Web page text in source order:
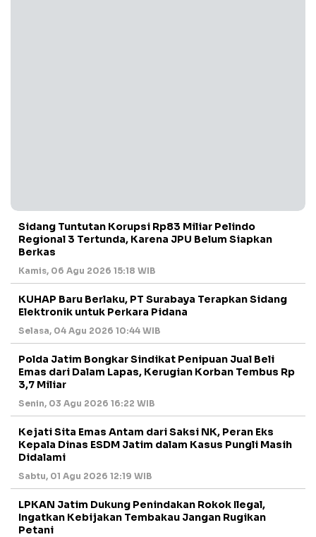
Sidang Tuntutan Korupsi Rp83 Miliar Pelindo
Regional 3 Tertunda, Karena JPU Belum Siapkan
Berkas
Kamis, 06 Agu 2026 15:18 WIB
KUHAP Baru Berlaku, PT Surabaya Terapkan Sidang
Elektronik untuk Perkara Pidana
Selasa, 04 Agu 2026 10:44 WIB
Polda Jatim Bongkar Sindikat Penipuan Jual Beli
Emas dari Dalam Lapas, Kerugian Korban Tembus Rp
3,7 Miliar
Senin, 03 Agu 2026 16:22 WIB
Kejati Sita Emas Antam dari Saksi NK, Peran Eks
Kepala Dinas ESDM Jatim dalam Kasus Pungli Masih
Didalami
Sabtu, 01 Agu 2026 12:19 WIB
LPKAN Jatim Dukung Penindakan Rokok Ilegal,
Ingatkan Kebijakan Tembakau Jangan Rugikan
Petani